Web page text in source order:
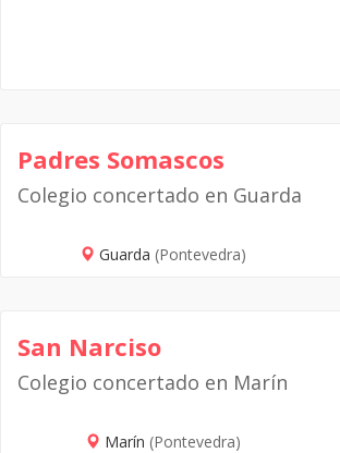
Padres Somascos
Colegio concertado en Guarda
Guarda (Pontevedra)
San Narciso
Colegio concertado en Marín
Marín (Pontevedra)